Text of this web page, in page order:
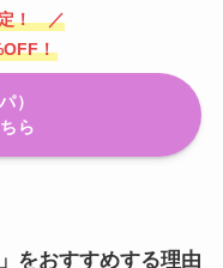
！ ／
！
）
ら
をおすすめする理由